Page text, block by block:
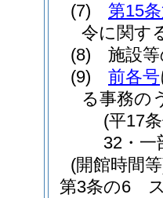
(7)
第15
令に関す
(8)
施設
(9)
前各号
る事務の
(平17
32・一
(開館時間
第3条の6